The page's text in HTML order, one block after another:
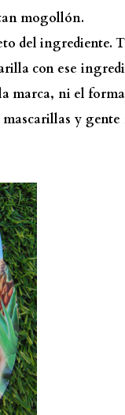
mogollón.
del ingrediente.
con ese
marca, ni el
y